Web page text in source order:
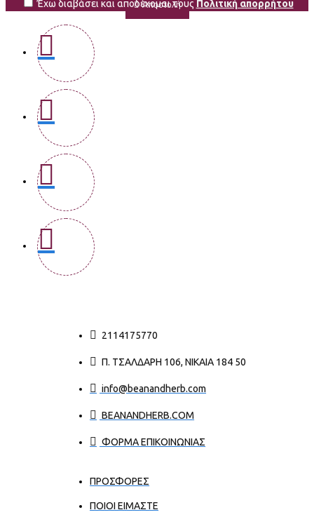
Αποστολή
Έχω διαβάσει και αποδέχομαι τους Πολιτική απορρήτου
2114175770
Π. ΤΣΑΛΔΆΡΗ 106, ΝΊΚΑΙΑ 184 50
info@beanandherb.com
BEANANDHERB.COM
ΦΟΡΜΑ ΕΠΙΚΟΙΝΩΝΙΑΣ
ΠΡΟΣΦΟΡΕΣ
ΠΟΙΟΙ ΕΊΜΑΣΤΕ